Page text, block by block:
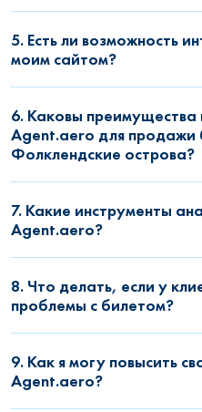
5. Есть ли возможность
моим сайтом?
6. Каковы преимущества
Agent.aero для продажи
Фолклендские острова?
7. Какие инструменты
Agent.aero?
8. Что делать, если у
проблемы с билетом?
9. Как я могу повысить
Agent.aero?